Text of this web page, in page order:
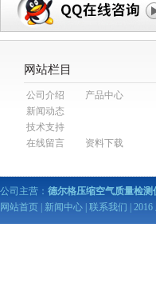
网站栏目
公司介绍
产品中心
新闻动态
技术支持
在线留言
资料下载
公司主营： 德尔格压缩空气质量检测
网站首页
新闻中心 联系我们 |